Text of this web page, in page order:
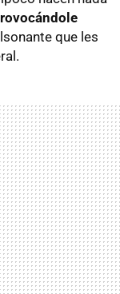
que les